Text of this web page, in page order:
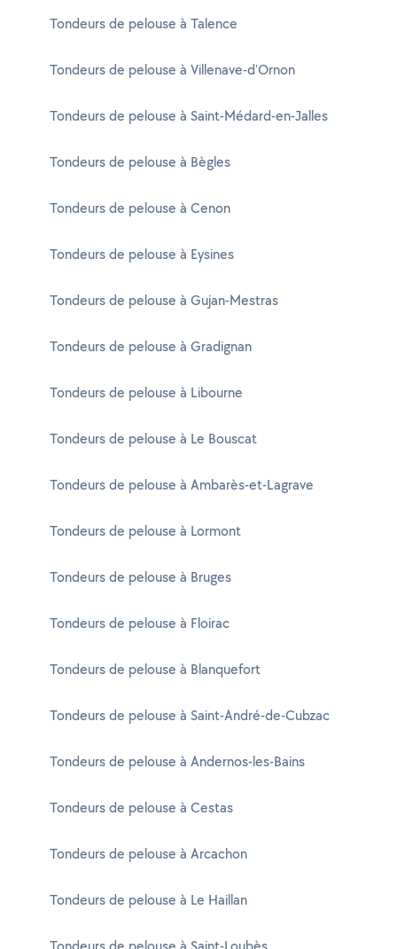
Tondeurs de pelouse à Talence
Tondeurs de pelouse à Villenave-d'Ornon
Tondeurs de pelouse à Saint-Médard-en-Jalles
Tondeurs de pelouse à Bègles
Tondeurs de pelouse à Cenon
Tondeurs de pelouse à Eysines
Tondeurs de pelouse à Gujan-Mestras
Tondeurs de pelouse à Gradignan
Tondeurs de pelouse à Libourne
Tondeurs de pelouse à Le Bouscat
Tondeurs de pelouse à Ambarès-et-Lagrave
Tondeurs de pelouse à Lormont
Tondeurs de pelouse à Bruges
Tondeurs de pelouse à Floirac
Tondeurs de pelouse à Blanquefort
Tondeurs de pelouse à Saint-André-de-Cubzac
Tondeurs de pelouse à Andernos-les-Bains
Tondeurs de pelouse à Cestas
Tondeurs de pelouse à Arcachon
Tondeurs de pelouse à Le Haillan